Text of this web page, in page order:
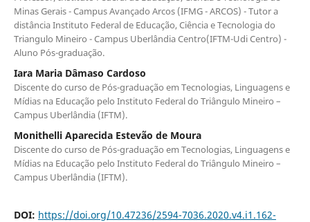
Minas Gerais - Campus Avançado Arcos (IFMG - ARCOS) - Tutor a
distância Instituto Federal de Educação, Ciência e Tecnologia do
Triangulo Mineiro - Campus Uberlândia Centro(IFTM-Udi Centro) -
Aluno Pós-graduação.
Iara Maria Dâmaso Cardoso
Discente do curso de Pós-graduação em Tecnologias, Linguagens e
Mídias na Educação pelo Instituto Federal do Triângulo Mineiro –
Campus Uberlândia (IFTM).
Monithelli Aparecida Estevão de Moura
Discente do curso de Pós-graduação em Tecnologias, Linguagens e
Mídias na Educação pelo Instituto Federal do Triângulo Mineiro –
Campus Uberlândia (IFTM).
DOI: https://doi.org/10.47236/2594-7036.2020.v4.i1.162-